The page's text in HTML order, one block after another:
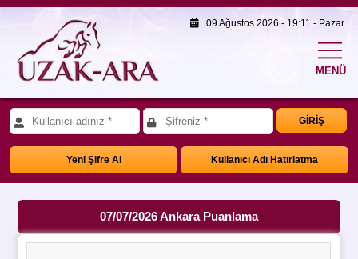
09 Ağustos 2026 - 19:11 - Pazar
MENÜ
GİRİŞ
Yeni Şifre Al Kullanıcı Adı Hatırlatma
07/07/2026 Ankara Puanlama